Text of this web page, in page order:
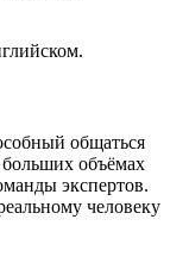
общаться
объёмах
экспертов.
человеку